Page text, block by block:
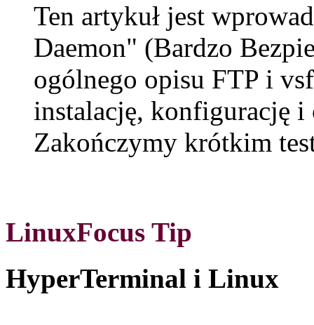
Ten artykuł jest
Daemon" (Bardzo
ogólnego opisu FTP i
instalację, konfigurację
Zakończymy krótkim
LinuxFocus Tip
HyperTerminal i Linux